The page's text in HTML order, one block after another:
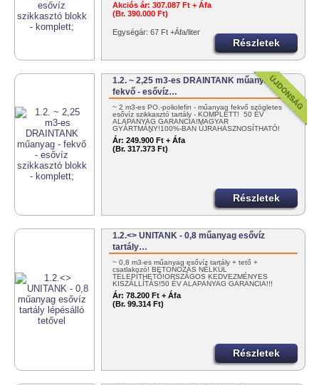
Akciós ár: 307.087 Ft + Áfa
(Br. 390.000 Ft)
Egységár: 67 Ft +Áfa/liter
Részletek
1.2. ~ 2,25 m3-es DRAINTANK műanyag -
fekvő - esővíz…
~ 2 m3-es PO.-poliolefin - műanyag fekvő szögletes
esővíz szikkasztó tartály - KOMPLETT! 50 ÉV
ALAPANYAG GARANCIA!MAGYAR
GYÁRTMÁNY!100%-BAN ÚJRAHASZNOSÍTHATÓ!
EGYSZERŰEN…
Ár: 249.900 Ft + Áfa
(Br. 317.373 Ft)
Részletek
1.2.<> UNITANK - 0,8 műanyag esővíz
tartály…
~ 0,8 m3-es műanyag esővíz tartály + tető +
csatlakozó! BETONOZÁS NÉLKÜL
TELEPÍTHETŐ!ORSZÁGOS KEDVEZMÉNYES
KISZÁLLÍTÁS!50 ÉV ALAPANYAG GARANCIA!!!
100%…
Ár: 78.200 Ft + Áfa
(Br. 99.314 Ft)
Részletek